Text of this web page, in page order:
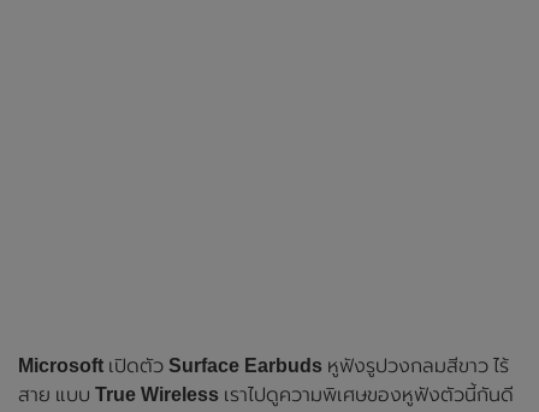
Microsoft เปิดตัว Surface Earbuds หูฟังรูปวงกลมสีขาว ไร้
สาย แบบ True Wireless เราไปดูความพิเศษของหูฟังตัวนี้กันดี